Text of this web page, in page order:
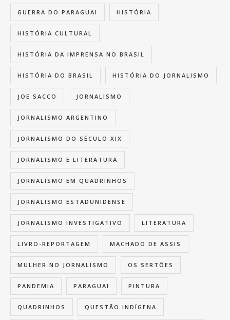
GUERRA DO PARAGUAI HISTÓRIA
HISTÓRIA CULTURAL
HISTÓRIA DA IMPRENSA NO BRASIL
HISTÓRIA DO BRASIL HISTÓRIA DO JORNALISMO
JOE SACCO JORNALISMO
JORNALISMO ARGENTINO
JORNALISMO DO SÉCULO XIX
JORNALISMO E LITERATURA
JORNALISMO EM QUADRINHOS
JORNALISMO ESTADUNIDENSE
JORNALISMO INVESTIGATIVO LITERATURA
LIVRO-REPORTAGEM MACHADO DE ASSIS
MULHER NO JORNALISMO OS SERTÕES
PANDEMIA PARAGUAI PINTURA
QUADRINHOS QUESTÃO INDÍGENA